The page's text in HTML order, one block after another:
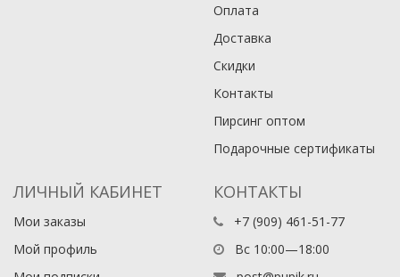
Оплата
Доставка
Скидки
Контакты
Пирсинг оптом
Подарочные сертификаты
ЛИЧНЫЙ КАБИНЕТ
Мои заказы
Мой профиль
КОНТАКТЫ
+7 (909) 461-51-77
Вс 10:00—18:00